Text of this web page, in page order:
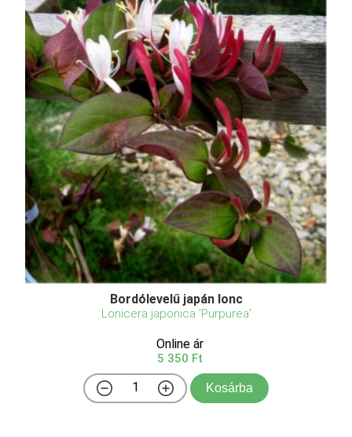
Bordólevelű japán lonc
Lonicera japonica 'Purpurea'
Online ár
5 350 Ft
Kosárba